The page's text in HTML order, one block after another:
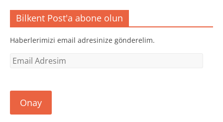
Bilkent Post'a abone olun
Haberlerimizi email adresinize gönderelim.
Email
Onay